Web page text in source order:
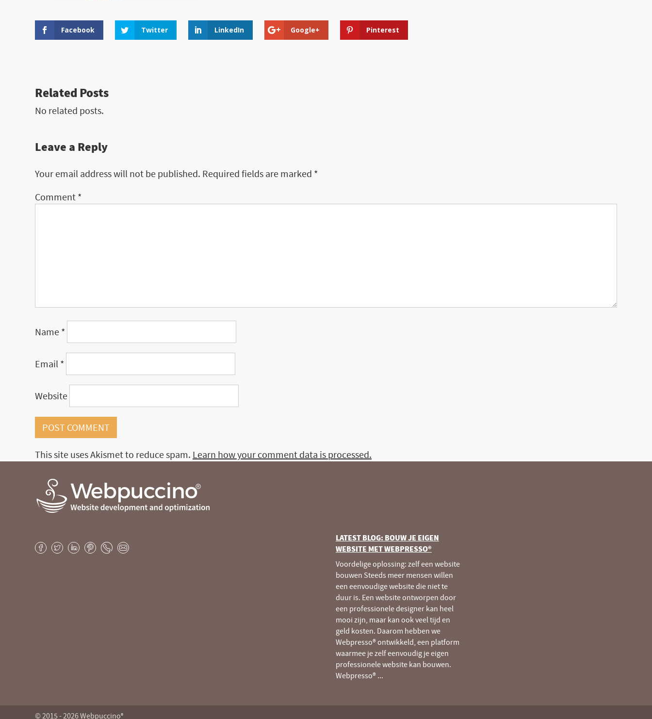
Facebook Twitter LinkedIn Google+ Pinterest
Related Posts
No related posts.
Leave a Reply
Your email address will not be published. Required fields are marked *
Comment *
Name *
Email *
Website
This site uses Akismet to reduce spam. Learn how your comment data is processed.
Je website beheren alsof je koffie drinkt
LATEST BLOG: BOUW JE EIGEN
WEBSITE MET WEBPRESSO®
Voordelige oplossing: zelf een website
bouwen Steeds meer mensen willen
een eenvoudige website die niet te
duur is. Een website ontworpen door
een professionele designer kan heel
mooi zijn, maar kan ook veel tijd en
geld kosten. Daarom hebben we
Webpresso® ontwikkeld, een platform
waarmee je zelf eenvoudig je eigen
professionele website kan bouwen.
Webpresso® ...
© 2015 - 2026 Webpuccino®